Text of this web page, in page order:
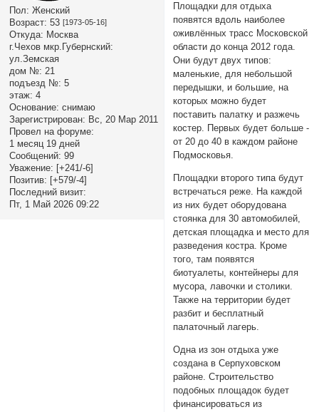
Пол: Женский
Возраст: 53 [1973-05-16]
Откуда: Москва
г.Чехов мкр.Губернский:
ул.Земская
дом №: 21
подъезд №: 5
этаж: 4
Основание: снимаю
Зарегистрирован: Вс, 20 Мар 2011
Провел на форуме:
1 месяц 19 дней
Сообщений: 99
Уважение: [+241/-6]
Позитив: [+579/-4]
Последний визит:
Пт, 1 Май 2026 09:22
Площадки для отдыха
появятся вдоль наиболее
оживлённых трасс Московской
области до конца 2012 года.
Они будут двух типов:
маленькие, для небольшой
передышки, и большие, на
которых можно будет
поставить палатку и разжечь
костер. Первых будет больше -
от 20 до 40 в каждом районе
Подмосковья.
Площадки второго типа будут
встречаться реже. На каждой
из них будет оборудована
стоянка для 30 автомобилей,
детская площадка и место для
разведения костра. Кроме
того, там появятся
биотуалеты, контейнеры для
мусора, лавочки и столики.
Также на территории будет
разбит и бесплатный
палаточный лагерь.
Одна из зон отдыха уже
создана в Серпуховском
районе. Строительство
подобных площадок будет
финансироваться из